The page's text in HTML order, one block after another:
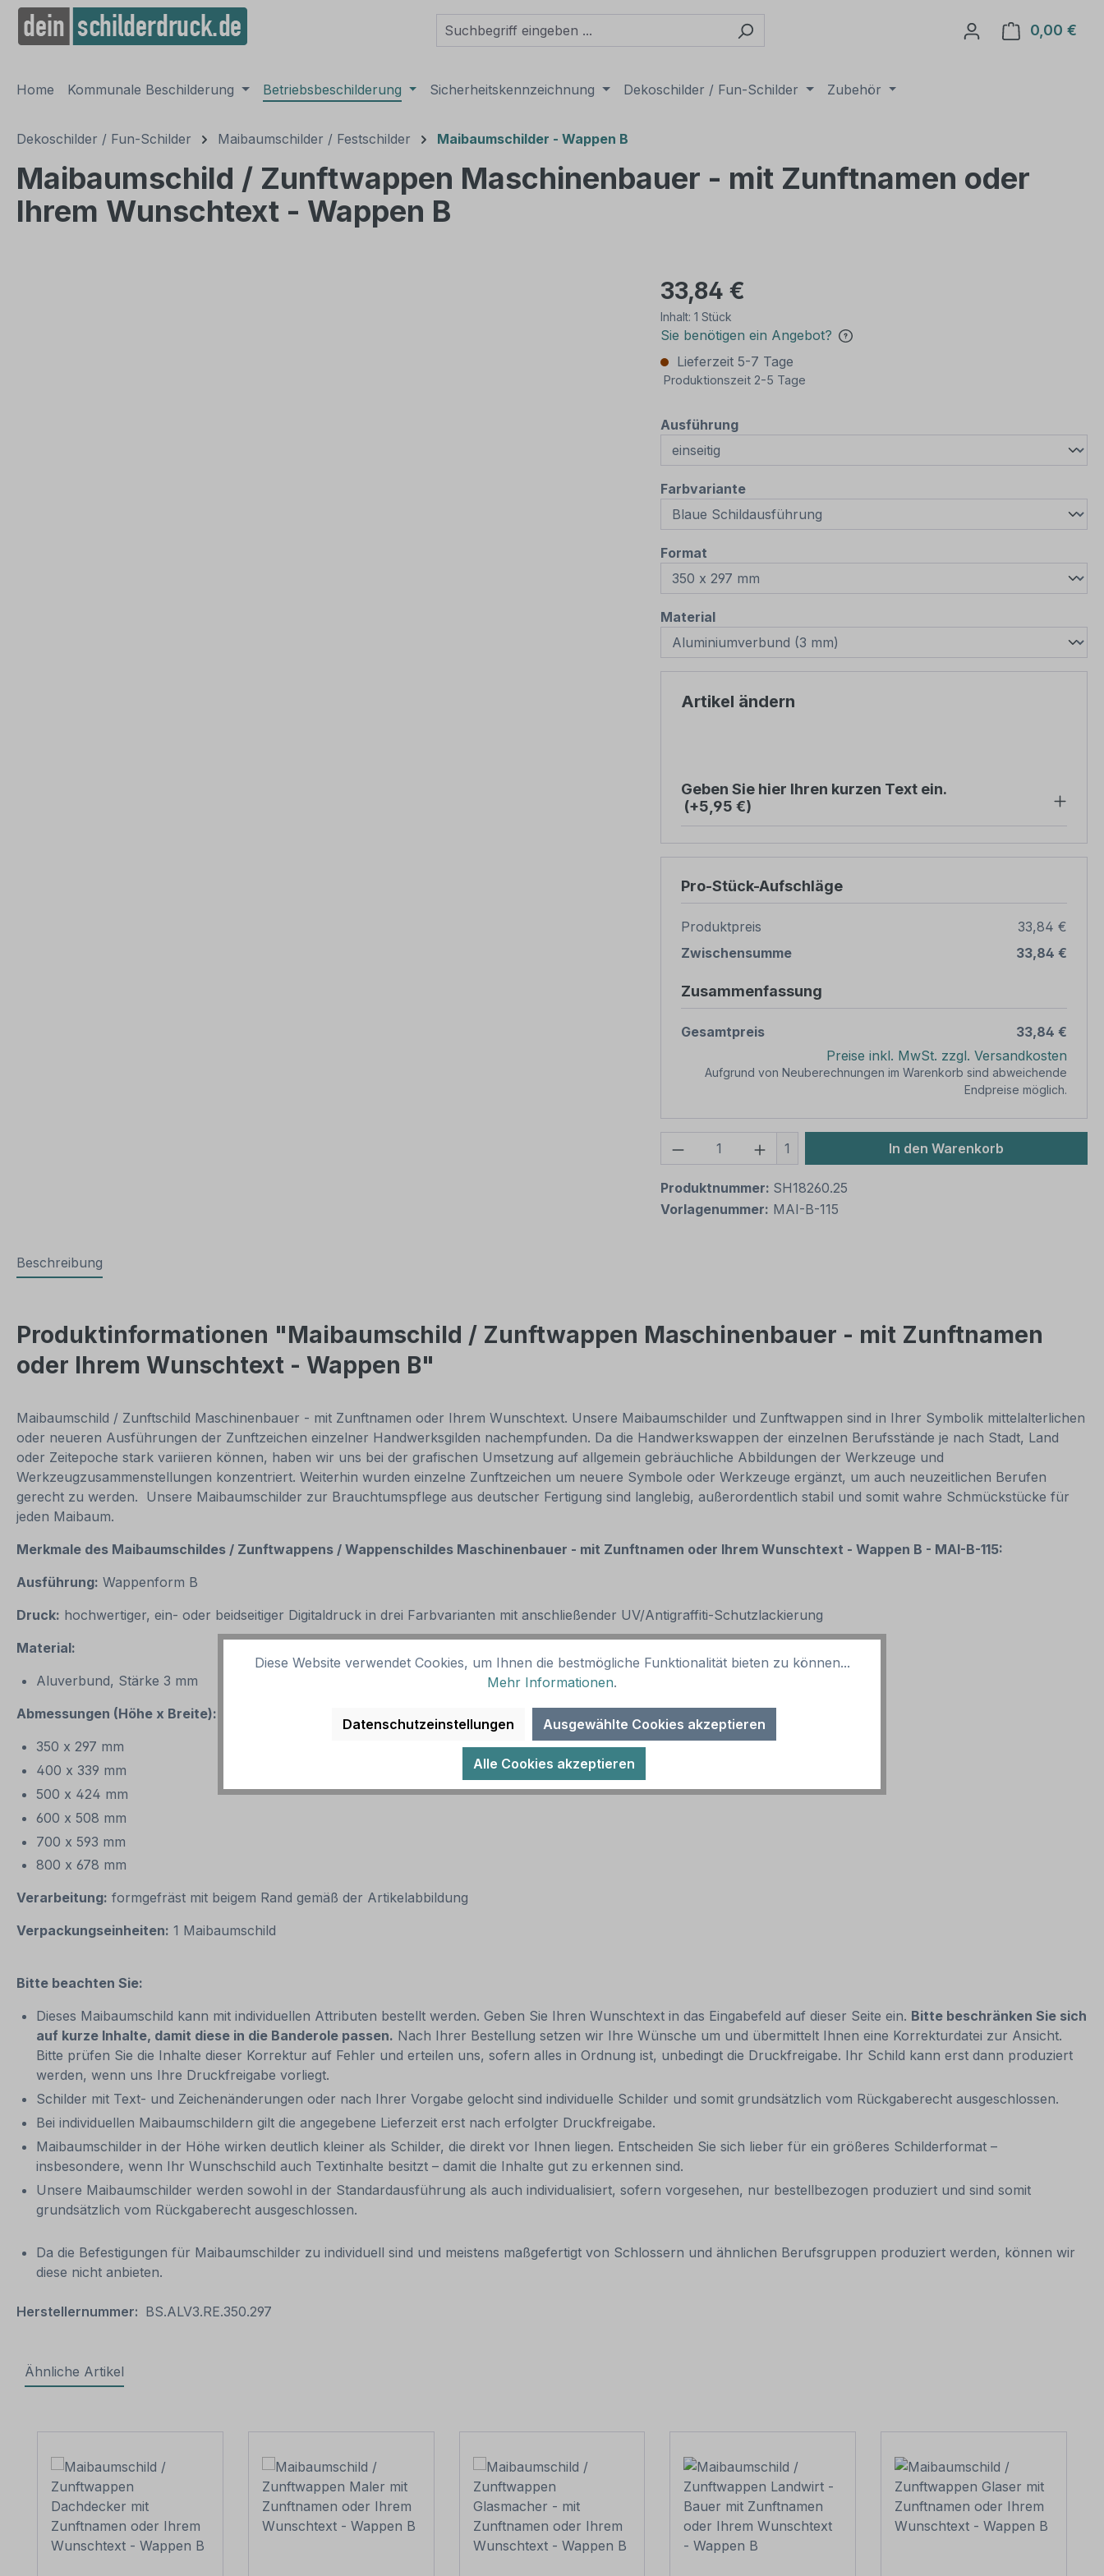
Zur Hauptnavigation springen
0,00 €
Home Kommunale Beschilderung Betriebsbeschilderung Sicherheitskennzeichnung Dekoschilder / Fun-Schilder Zubehör
Dekoschilder / Fun-Schilder Maibaumschilder / Festschilder Maibaumschilder - Wappen B
Maibaumschild / Zunftwappen Maschinenbauer - mit Zunftnamen oder
Ihrem Wunschtext - Wappen B
33,84 €
Inhalt: 1 Stück
Sie benötigen ein Angebot?
Lieferzeit 5-7 Tage
Produktionszeit 2-5 Tage
Ausführungauswählen
Farbvarianteauswählen
Format
Materialauswählen
Artikel ändern
Geben Sie hier Ihren kurzen Text ein.
(+5,95 €)
Pro-Stück-Aufschläge
Produktpreis
33,84 €
Zwischensumme
33,84 €
Zusammenfassung
Gesamtpreis
33,84 €
Preise inkl. MwSt. zzgl. Versandkosten
Aufgrund von Neuberechnungen im Warenkorb sind abweichende
Endpreise möglich.
Produkt Anzahl: Gib den gewünschten Wert
1 In den Warenkorb
Produktnummer: SH18260.25
Vorlagenummer: MAI-B-115
Beschreibung
Produktinformationen "Maibaumschild / Zunftwappen Maschinenbauer - mit Zunftnamen
oder Ihrem Wunschtext - Wappen B"
Maibaumschild / Zunftschild Maschinenbauer - mit Zunftnamen oder Ihrem Wunschtext. Unsere Maibaumschilder und Zunftwappen sind in Ihrer Symbolik mittelalterlichen
oder neueren Ausführungen der Zunftzeichen einzelner Handwerksgilden nachempfunden. Da die Handwerkswappen der einzelnen Berufsstände je nach Stadt, Land
oder Zeitepoche stark variieren können, haben wir uns bei der grafischen Umsetzung auf allgemein gebräuchliche Abbildungen der Werkzeuge und
Werkzeugzusammenstellungen konzentriert. Weiterhin wurden einzelne Zunftzeichen um neuere Symbole oder Werkzeuge ergänzt, um auch neuzeitlichen Berufen
gerecht zu werden. Unsere Maibaumschilder zur Brauchtumspflege aus deutscher Fertigung sind langlebig, außerordentlich stabil und somit wahre Schmückstücke für
jeden Maibaum.
Merkmale des Maibaumschildes / Zunftwappens / Wappenschildes Maschinenbauer - mit Zunftnamen oder Ihrem Wunschtext - Wappen B - MAI-B-115:
Ausführung: Wappenform B
Druck: hochwertiger, ein- oder beidseitiger Digitaldruck in drei Farbvarianten mit anschließender UV/Antigraffiti-Schutzlackierung
Material:
Aluverbund, Stärke 3 mm
Abmessungen (Höhe x Breite):
350 x 297 mm
400 x 339 mm
500 x 424 mm
600 x 508 mm
700 x 593 mm
800 x 678 mm
Verarbeitung: formgefräst mit beigem Rand gemäß der Artikelabbildung
Verpackungseinheiten: 1 Maibaumschild
Bitte beachten Sie:
Dieses Maibaumschild kann mit individuellen Attributen bestellt werden. Geben Sie Ihren Wunschtext in das Eingabefeld auf dieser Seite ein. Bitte beschränken Sie sich
auf kurze Inhalte, damit diese in die Banderole passen. Nach Ihrer Bestellung setzen wir Ihre Wünsche um und übermittelt Ihnen eine Korrekturdatei zur Ansicht.
Bitte prüfen Sie die Inhalte dieser Korrektur auf Fehler und erteilen uns, sofern alles in Ordnung ist, unbedingt die Druckfreigabe. Ihr Schild kann erst dann produziert
werden, wenn uns Ihre Druckfreigabe vorliegt.
Schilder mit Text- und Zeichenänderungen oder nach Ihrer Vorgabe gelocht sind individuelle Schilder und somit grundsätzlich vom Rückgaberecht ausgeschlossen.
Bei individuellen Maibaumschildern gilt die angegebene Lieferzeit erst nach erfolgter Druckfreigabe.
Maibaumschilder in der Höhe wirken deutlich kleiner als Schilder, die direkt vor Ihnen liegen. Entscheiden Sie sich lieber für ein größeres Schilderformat –
insbesondere, wenn Ihr Wunschschild auch Textinhalte besitzt – damit die Inhalte gut zu erkennen sind.
Unsere Maibaumschilder werden sowohl in der Standardausführung als auch individualisiert, sofern vorgesehen, nur bestellbezogen produziert und sind somit
grundsätzlich vom Rückgaberecht ausgeschlossen.
Da die Befestigungen für Maibaumschilder zu individuell sind und meistens maßgefertigt von Schlossern und ähnlichen Berufsgruppen produziert werden, können wir
diese nicht anbieten.
Herstellernummer: BS.ALV3.RE.350.297
Ähnliche Artikel
Diese Website verwendet Cookies, um Ihnen die bestmögliche Funktionalität bieten zu können...
Mehr Informationen.
Datenschutzeinstellungen Ausgewählte Cookies akzeptieren
Alle Cookies akzeptieren